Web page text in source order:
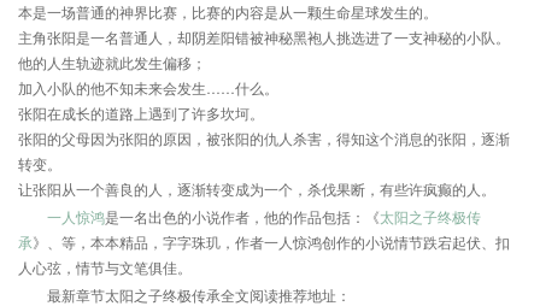
本是一场普通的神界比赛，比赛的内容是从一颗生命星球发生的。
主角张阳是一名普通人，却阴差阳错被神秘黑袍人挑选进了一支神秘的小队。
他的人生轨迹就此发生偏移；
加入小队的他不知未来会发生……什么。
张阳在成长的道路上遇到了许多坎坷。
张阳的父母因为张阳的原因，被张阳的仇人杀害，得知这个消息的张阳，逐渐
转变。
让张阳从一个善良的人，逐渐转变成为一个，杀伐果断，有些许疯癫的人。
一人惊鸿是一名出色的小说作者，他的作品包括：《太阳之子终极传
承》、等，本本精品，字字珠玑，作者一人惊鸿创作的小说情节跌宕起伏、扣
人心弦，情节与文笔俱佳。
最新章节太阳之子终极传承全文阅读推荐地址：